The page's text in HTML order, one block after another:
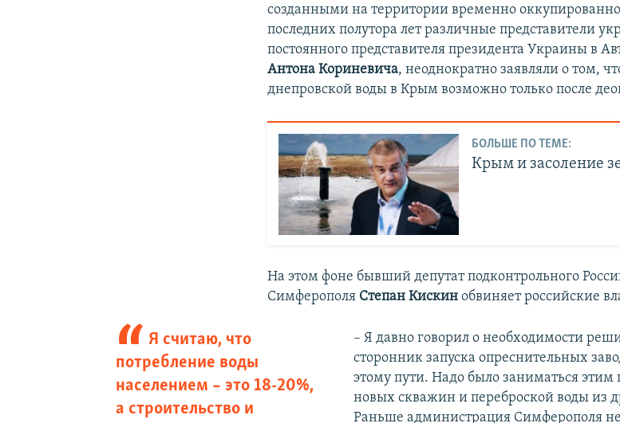
созданными на территории временно
последних полутора лет различные представители
постоянного представителя президента Украины в
Антона Кориневича, неоднократно заявляли о том,
днепровской воды в Крым возможно только после
БОЛЬШЕ ПО ТЕМЕ:
Крым и засоление
На этом фоне бывший депутат подконтрольного
Симферополя Степан Кискин обвиняет российские
Я считаю, что
потребление воды
населением – это 18-20%,
а строительство и
– Я давно говорил о необходимости
сторонник запуска опреснительных
этому пути. Надо было заниматься этим
новых скважин и переброской воды из
Раньше администрация Симферополя не